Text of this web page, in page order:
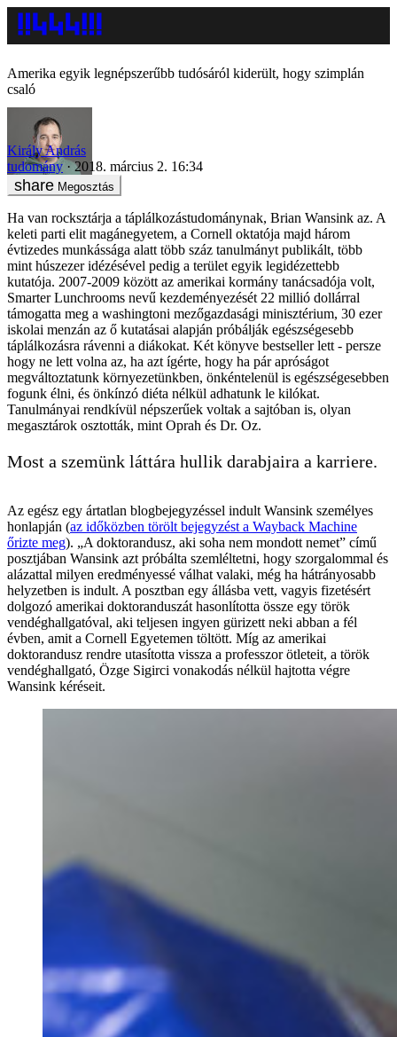
Amerika egyik legnépszerűbb tudósáról kiderült, hogy szimplán
csaló
Király András
tudomány
2018. március 2. 16:34
Megosztás
Ha van rocksztárja a táplálkozástudománynak, Brian Wansink az. A
keleti parti elit magánegyetem, a Cornell oktatója majd három
évtizedes munkássága alatt több száz tanulmányt publikált, több
mint húszezer idézésével pedig a terület egyik legidézettebb
kutatója. 2007-2009 között az amerikai kormány tanácsadója volt,
Smarter Lunchrooms nevű kezdeményezését 22 millió dollárral
támogatta meg a washingtoni mezőgazdasági minisztérium, 30 ezer
iskolai menzán az ő kutatásai alapján próbálják egészségesebb
táplálkozásra rávenni a diákokat. Két könyve bestseller lett - persze
hogy ne lett volna az, ha azt ígérte, hogy ha pár apróságot
megváltoztatunk környezetünkben, önkéntelenül is egészségesebben
fogunk élni, és önkínzó diéta nélkül adhatunk le kilókat.
Tanulmányai rendkívül népszerűek voltak a sajtóban is, olyan
megasztárok osztották, mint Oprah és Dr. Oz.
Most a szemünk láttára hullik darabjaira a karriere.
Az egész egy ártatlan blogbejegyzéssel indult Wansink személyes
honlapján (az időközben törölt bejegyzést a Wayback Machine
őrizte meg). „A doktorandusz, aki soha nem mondott nemet” című
posztjában Wansink azt próbálta szemléltetni, hogy szorgalommal és
alázattal milyen eredményessé válhat valaki, még ha hátrányosabb
helyzetben is indult. A posztban egy állásba vett, vagyis fizetésért
dolgozó amerikai doktoranduszát hasonlította össze egy török
vendéghallgatóval, aki teljesen ingyen gürizett neki abban a fél
évben, amit a Cornell Egyetemen töltött. Míg az amerikai
doktorandusz rendre utasította vissza a professzor ötleteit, a török
vendéghallgató, Özge Sigirci vonakodás nélkül hajtotta végre
Wansink kéréseit.